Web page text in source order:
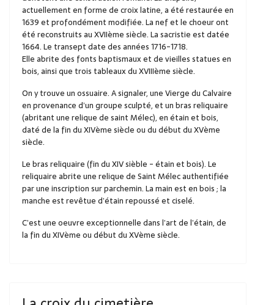
actuellement en forme de croix latine, a été restaurée en
1639 et profondément modifiée. La nef et le choeur ont
été reconstruits au XVIIème siècle. La sacristie est datée
1664. Le transept date des années 1716-1718.
Elle abrite des fonts baptismaux et de vieilles statues en
bois, ainsi que trois tableaux du XVIIIème siècle.
On y trouve un ossuaire. A signaler, une Vierge du Calvaire
en provenance d’un groupe sculpté, et un bras reliquaire
(abritant une relique de saint Mélec), en étain et bois,
daté de la fin du XIVème siècle ou du début du XVème
siècle.
Le bras reliquaire (fin du XIV sièble - étain et bois). Le
reliquaire abrite une relique de Saint Mélec authentifiée
par une inscription sur parchemin. La main est en bois ; la
manche est revêtue d’étain repoussé et ciselé.
C’est une oeuvre exceptionnelle dans l’art de l’étain, de
la fin du XIVème ou début du XVème siècle.